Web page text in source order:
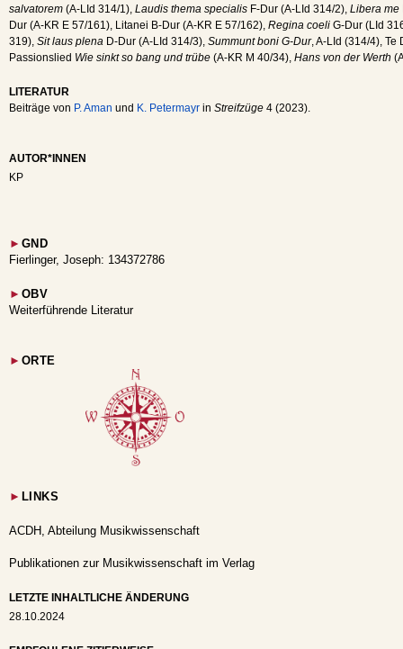
salvatorem (A-LId 314/1), Laudis thema specialis F-Dur (A-LId 314/2), Libera me
Dur (A-KR E 57/161), Litanei B-Dur (A-KR E 57/162), Regina coeli G-Dur (LId
319), Sit laus plena D-Dur (A-LId 314/3), Summunt boni G-Dur, A-LId (314/4), Te
Passionslied Wie sinkt so bang und trübe (A-KR M 40/34), Hans von der Werth
LITERATUR
Beiträge von P. Aman und K. Petermayr in Streifzüge 4 (2023).
AUTOR*INNEN
KP
► GND
Fierlinger, Joseph: 134372786
► OBV
Weiterführende Literatur
► ORTE
► LINKS
ACDH, Abteilung Musikwissenschaft
Publikationen zur Musikwissenschaft im Verlag
LETZTE INHALTLICHE ÄNDERUNG
28.10.2024